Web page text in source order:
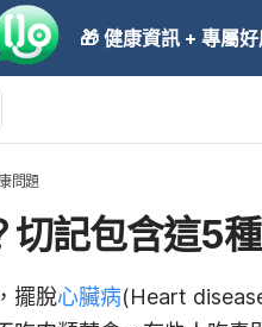
🎁 健康資訊 + 專屬
問題
切記包含這5
擺脫心臟病(Heart